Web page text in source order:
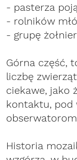
- pasterza
- rolników
- grupę
Górna część,
liczbę
ciekawe, jako
kontaktu, pod
Historia